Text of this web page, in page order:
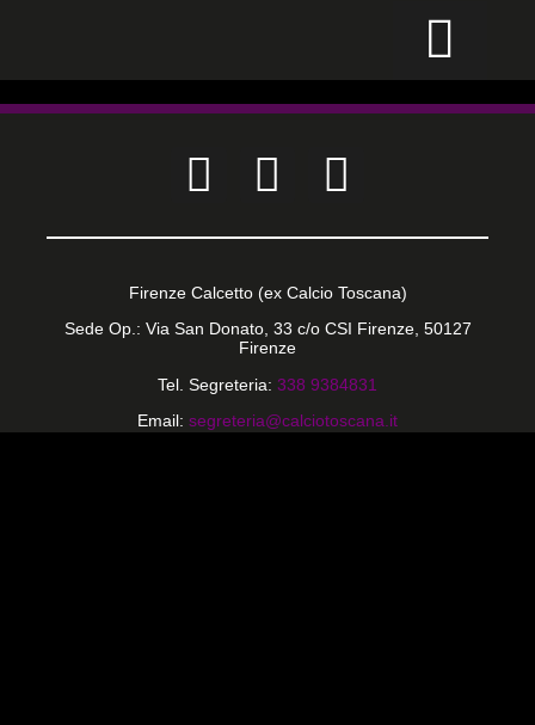
Firenze Calcetto (ex Calcio Toscana)
Sede Op.: Via San Donato, 33 c/o CSI Firenze, 50127
Firenze
Tel. Segreteria: 338 9384831
Email: segreteria@calciotoscana.it